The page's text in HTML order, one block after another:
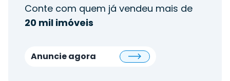
Conte com quem já vendeu mais de
20 mil imóveis
Anuncie agora